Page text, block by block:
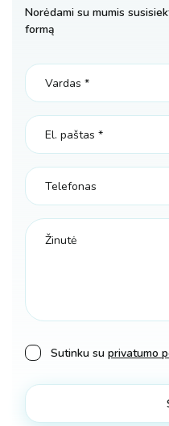
Norėdami su mumis
formą
Sutinku su privatumo